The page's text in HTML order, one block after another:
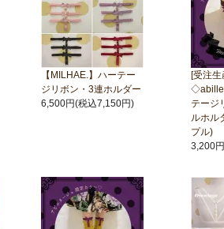
【MILHAE.】ハーテー
ジリボン・3連ホルダー
6,500円(税込7,150円)
[受注生
テージ
ルホル
プル)
3,200